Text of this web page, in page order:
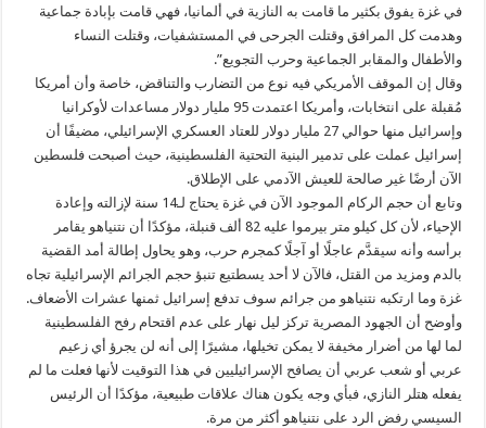
في غزة يفوق بكثير ما قامت به النازية في ألمانيا، فهي قامت بإبادة جماعية
وهدمت كل المرافق وقتلت الجرحى في المستشفيات، وقتلت النساء
والأطفال والمقابر الجماعية وحرب التجويع”.
وقال إن الموقف الأمريكي فيه نوع من التضارب والتناقض، خاصة وأن أمريكا
مُقبلة على انتخابات، وأمريكا اعتمدت 95 مليار دولار مساعدات لأوكرانيا
وإسرائيل منها حوالي 27 مليار دولار للعتاد العسكري الإسرائيلي، مضيفًا أن
إسرائيل عملت على تدمير البنية التحتية الفلسطينية، حيث أصبحت فلسطين
الآن أرضًا غير صالحة للعيش الآدمي على الإطلاق.
وتابع أن حجم الركام الموجود الآن في غزة يحتاج لـ14 سنة لإزالته وإعادة
الإحياء، لأن كل كيلو متر بيرموا عليه 82 ألف قنبلة، مؤكدًا أن نتنياهو يقامر
برأسه وأنه سيقدَّم عاجلًا أو آجلًا كمجرم حرب، وهو يحاول إطالة أمد القضية
بالدم ومزيد من القتل، فالآن لا أحد يسطتيع تنبؤ حجم الجرائم الإسرائيلية تجاه
غزة وما ارتكبه نتنياهو من جرائم سوف تدفع إسرائيل ثمنها عشرات الأضعاف.
وأوضح أن الجهود المصرية تركز ليل نهار على عدم اقتحام رفح الفلسطينية
لما لها من أضرار مخيفة لا يمكن تخيلها، مشيرًا إلى أنه لن يجرؤ أي زعيم
عربي أو شعب عربي أن يصافح الإسرائيليين في هذا التوقيت لأنها فعلت ما لم
يفعله هتلر النازي، فبأي وجه يكون هناك علاقات طبيعية، مؤكدًا أن الرئيس
السيسي رفض الرد على نتنياهو أكثر من مرة.